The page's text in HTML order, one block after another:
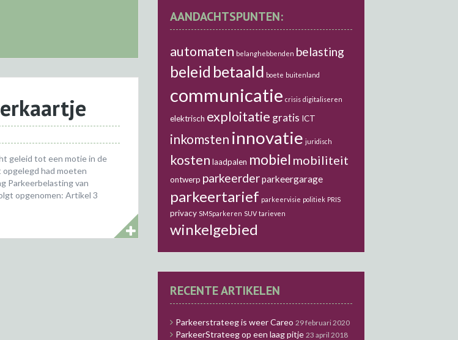
geleid tot een motie in de
had moeten
Parkeerbelasting van
opgenomen: Artikel 3
AANDACHTSPUNTEN:
automaten belanghebbenden belasting
beleid betaald boete buitenland
communicatie crisis digitaliseren
elektrisch exploitatie gratis ICT
inkomsten innovatie juridisch
kosten laadpalen mobiel mobiliteit
ontwerp parkeerderparkeergarage
parkeertarief parkeervisie politiek PRIS
privacy SMSparkeren SUV tarieven
winkelgebied
RECENTE ARTIKELEN
Parkeerstrateeg is weer Careo 29 februari 2020
ParkeerStrateeg op een laag pitje 23 april 2018